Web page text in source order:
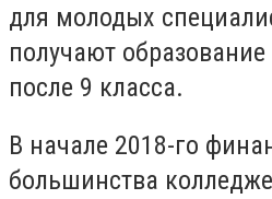
для молодых
получают
после 9 класса.
В начале 2018-го
большинства